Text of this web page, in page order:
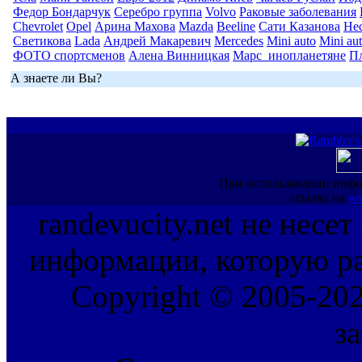
Федор Бондарчук Серебро группа Volvo Раковые заболевания
Chevrolet Opel Арина Махова Mazda Beeline Сати Казанова
Светикова Lada Андрей Макаревич Mercedes Mini auto Mini
ФОТО спортсменов Алена Винницкая Марс_инопланетяне
А знаете ли Вы?
При использовании
ссылка на
randevucity.net не несет
информации, которую
Copyright © 2005-